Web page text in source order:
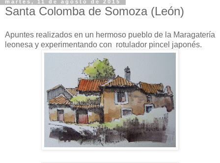
martes, 11 de agosto de 2015
Santa Colomba de Somoza (León)
Apuntes realizados en un hermoso pueblo de la Maragatería
leonesa y experimentando con rotulador pincel japonés.